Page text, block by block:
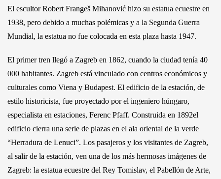
El escultor Robert Frangeš Mihanović hizo su estatua ecuestre en
1938, pero debido a muchas polémicas y a la Segunda Guerra
Mundial, la estatua no fue colocada en esta plaza hasta 1947.
El primer tren llegó a Zagreb en 1862, cuando la ciudad tenía 40
000 habitantes. Zagreb está vinculado con centros económicos y
culturales como Viena y Budapest. El edificio de la estación, de
estilo historicista, fue proyectado por el ingeniero húngaro,
especialista en estaciones, Ferenc Pfaff. Construida en 1892el
edificio cierra una serie de plazas en el ala oriental de la verde
“Herradura de Lenuci”. Los pasajeros y los visitantes de Zagreb,
al salir de la estación, ven una de los más hermosas imágenes de
Zagreb: la estatua ecuestre del Rey Tomislav, el Pabellón de Arte,